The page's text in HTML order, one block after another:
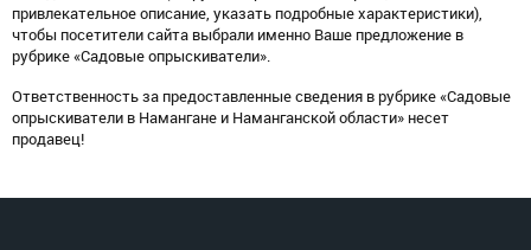
привлекательное описание, указать подробные характеристики),
чтобы посетители сайта выбрали именно Ваше предложение в
рубрике «Садовые опрыскиватели».
Ответственность за предоставленные сведения в рубрике «Садовые
опрыскиватели в Намангане и Наманганской области» несет
продавец!